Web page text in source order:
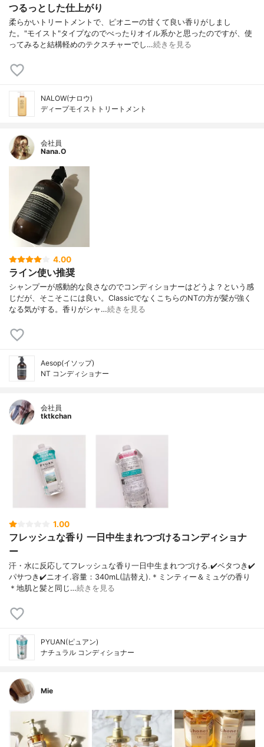
つるっとした仕上がり
柔らかいトリートメントで、ピオニーの甘くて良い香りがしまし
た。"モイスト"タイプなのでべったりオイル系かと思ったのですが、使
ってみると結構軽めのテクスチャーでし…続きを見る
NALOW(ナロウ)
ディープモイストトリートメント
会社員
Nana.O
4.00
ライン使い推奨
シャンプーが感動的な良さなのでコンディショナーはどうよ？という感
じだが、そこそこには良い。ClassicでなくこちらのNTの方が髪が強く
なる気がする。香りがシャ…続きを見る
Aesop(イソップ)
NT コンディショナー
会社員
tktkchan
1.00
フレッシュな香り 一日中生まれつづけるコンディショナ
ー
汗・水に反応してフレッシュな香り一日中生まれつづける.✔️ベタつき✔️
パサつき✔️ニオイ.容量：340mL(詰替え).＊ミンティー＆ミュゲの香り
＊地肌と髪と同じ…続きを見る
PYUAN(ピュアン)
ナチュラル コンディショナー
Mie